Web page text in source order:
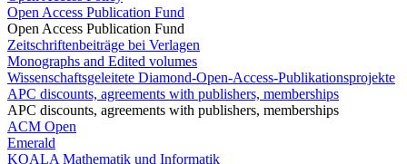
Open Access Publication Fund
Open Access Publication Fund
Zeitschriftenbeiträge bei Verlagen
Monographs and Edited volumes
Wissenschaftsgeleitete Diamond-Open-Access-Publikationsprojekte
APC discounts, agreements with publishers, memberships
APC discounts, agreements with publishers, memberships
ACM Open
Emerald
KOALA Mathematik und Informatik